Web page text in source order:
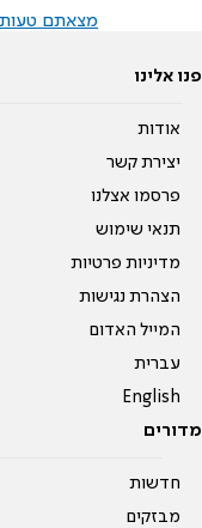
מצאתם טעות
פנו אלינו
אודות
יצירת קשר
פרסמו אצלנו
תנאי שימוש
מדיניות פרטיות
הצהרת נגישות
המייל האדום
עברית
English
מדורים
חדשות
מבזקים